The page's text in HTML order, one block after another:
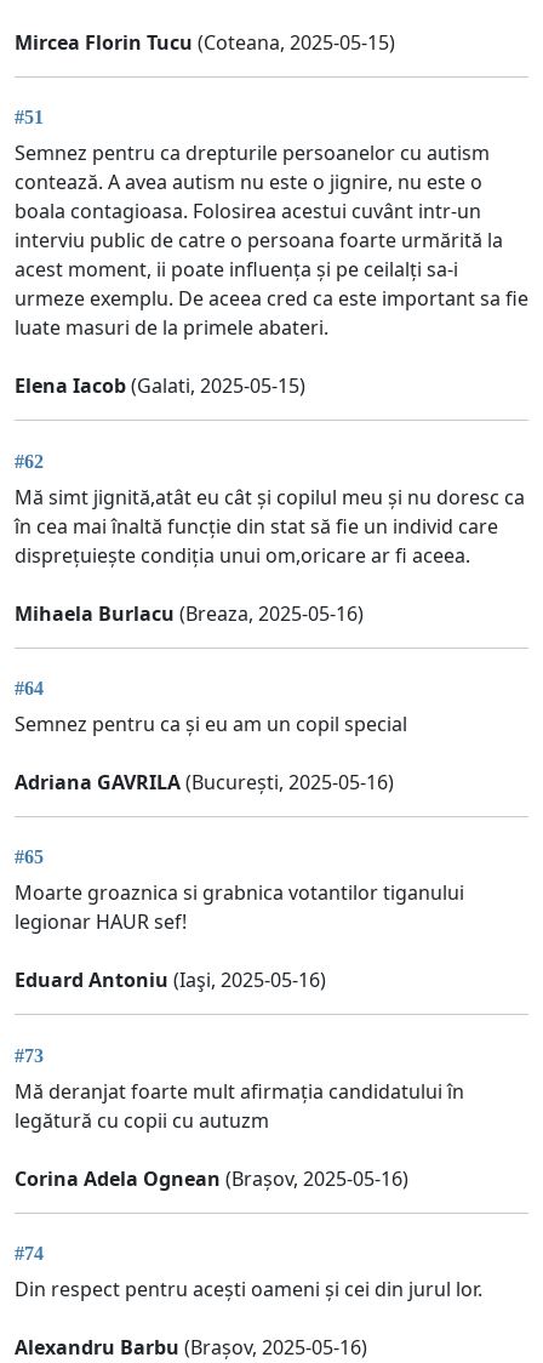
Mircea Florin Tucu (Coteana, 2025-05-15)
#51
Semnez pentru ca drepturile persoanelor cu autism
contează. A avea autism nu este o jignire, nu este o
boala contagioasa. Folosirea acestui cuvânt intr-un
interviu public de catre o persoana foarte urmărită la
acest moment, ii poate influența și pe ceilalți sa-i
urmeze exemplu. De aceea cred ca este important sa fie
luate masuri de la primele abateri.
Elena Iacob(Galati, 2025-05-15)
#62
Mă simt jignită,atât eu cât și copilul meu și nu doresc ca
în cea mai înaltă funcție din stat să fie un individ care
disprețuiește condiția unui om,oricare ar fi aceea.
Mihaela Burlacu (Breaza, 2025-05-16)
#64
Semnez pentru ca și eu am un copil special
Adriana GAVRILA(București, 2025-05-16)
#65
Moarte groaznica si grabnica votantilor tiganului
legionar HAUR sef!
Eduard Antoniu (Iaşi, 2025-05-16)
#73
Mă deranjat foarte mult afirmația candidatului în
legătură cu copii cu autuzm
Corina Adela Ognean (Brașov, 2025-05-16)
#74
Din respect pentru acești oameni și cei din jurul lor.
Alexandru Barbu (Brașov, 2025-05-16)